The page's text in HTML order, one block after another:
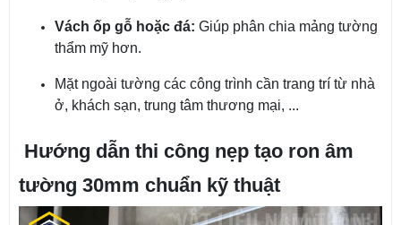
Vách ốp gỗ hoặc đá: Giúp phân chia mảng tường
thẩm mỹ hơn.
Mặt ngoài tường các công trình cần trang trí từ nhà
ở, khách sạn, trung tâm thương mại, ...
Hướng dẫn thi công nẹp tạo ron âm
tường 30mm chuẩn kỹ thuật